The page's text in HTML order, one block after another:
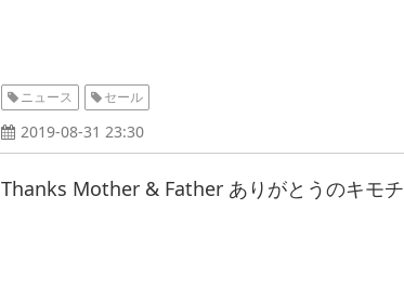
ニュース セール
2019-08-31 23:30
Thanks Mother & Father ありがとうのキモ